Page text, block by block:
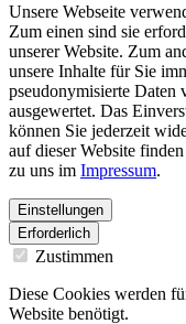
Unsere Webseite
Zum einen sind sie
unserer Website. Zum
unsere Inhalte für Sie
pseudonymisierte Daten
ausgewertet. Das
können Sie jederzeit
auf dieser Website
zu uns im Impressum.
Einstellungen
Erforderlich
Zustimmen
Diese Cookies werden
Website benötigt.